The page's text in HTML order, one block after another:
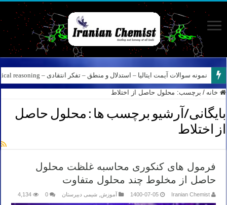
نمونه سوالات آیمت ایتالیا – استدلال و منطق – تفکر انتقادی – Logical reasoning – پارت ۸
خانه / برچسب: محلول حاصل از اختلاط
بایگانی/آرشیو برچسب ها : محلول حاصل
از اختلاط
فرمول های کنکوری محاسبه غلظت محلول
حاصل از مخلوط چند محلول متفاوت
Iranian Chemist
1400-07-05 آموزش شیمی دبیرستان 0
4,134